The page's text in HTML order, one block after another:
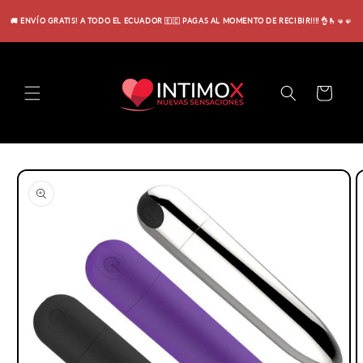
🚚 ENVÍO GRATIS! A TODO EL ECUADOR 🇪🇨 PAGAS AL MOMENTO DE RECIBIR!!!! 👌🫰🤜🤛
directamente
Carrito
directamente
información